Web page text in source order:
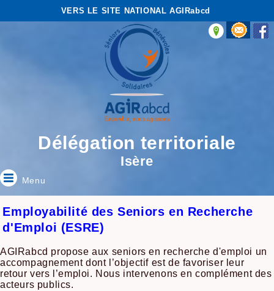
VERS LE SITE NATIONAL AGIRabcd
Délégation territoriale
Isère
Menu
Employabilité des Seniors en Recherche
d'Emploi (ESRE)
AGIRabcd propose aux seniors en recherche d'emploi un
accompagnement dont l’objectif est de favoriser leur
retour vers l’emploi. Nous intervenons en complément des
acteurs publics.